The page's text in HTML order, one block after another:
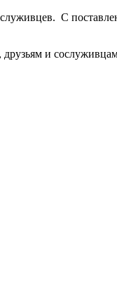
С
и сослуживцам